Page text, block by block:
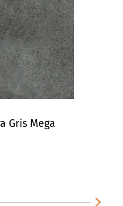
Gris Mega